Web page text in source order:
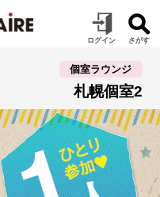
個室ラウンジ
札幌個室2